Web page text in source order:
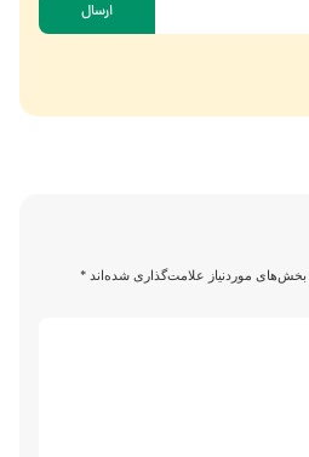
ارسال
بخش‌های موردنیاز علامت‌گذاری شده‌اند*